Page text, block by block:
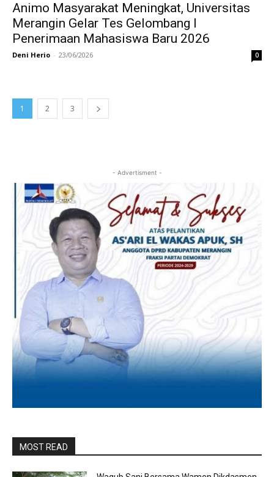
Animo Masyarakat Meningkat, Universitas
Merangin Gelar Tes Gelombang I
Penerimaan Mahasiswa Baru 2026
Deni Herio - 23/06/2026 0
1 2 3
- Advertisment -
MOST READ